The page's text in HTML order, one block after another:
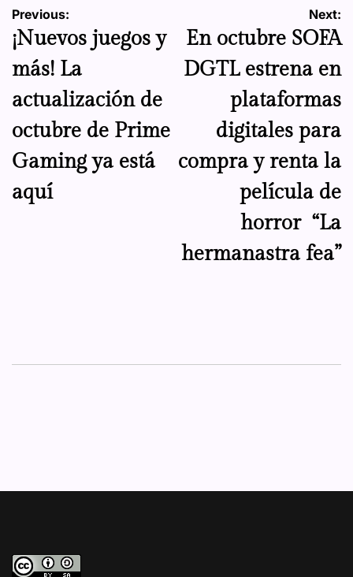
Navegación
de
entradas
Previous:
¡Nuevos juegos y
más! La
actualización de
octubre de Prime
Gaming ya está
aquí
Next:
En octubre SOFA
DGTL estrena en
plataformas
digitales para
compra y renta la
película de
horror “La
hermanastra fea”